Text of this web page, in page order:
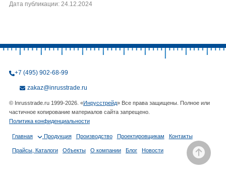
Дата публикации: 24.12.2024
+7 (495) 902-68-99
zakaz@inrusstrade.ru
© Inrusstrade.ru 1999-2026. «Инрусстрейд» Все права защищены. Полное или
частичное копирование материалов сайта запрещено.
Политика конфиденциальности
Главная Продукция Производство Проектировщикам Контакты
Прайсы, Каталоги Объекты О компании Блог Новости